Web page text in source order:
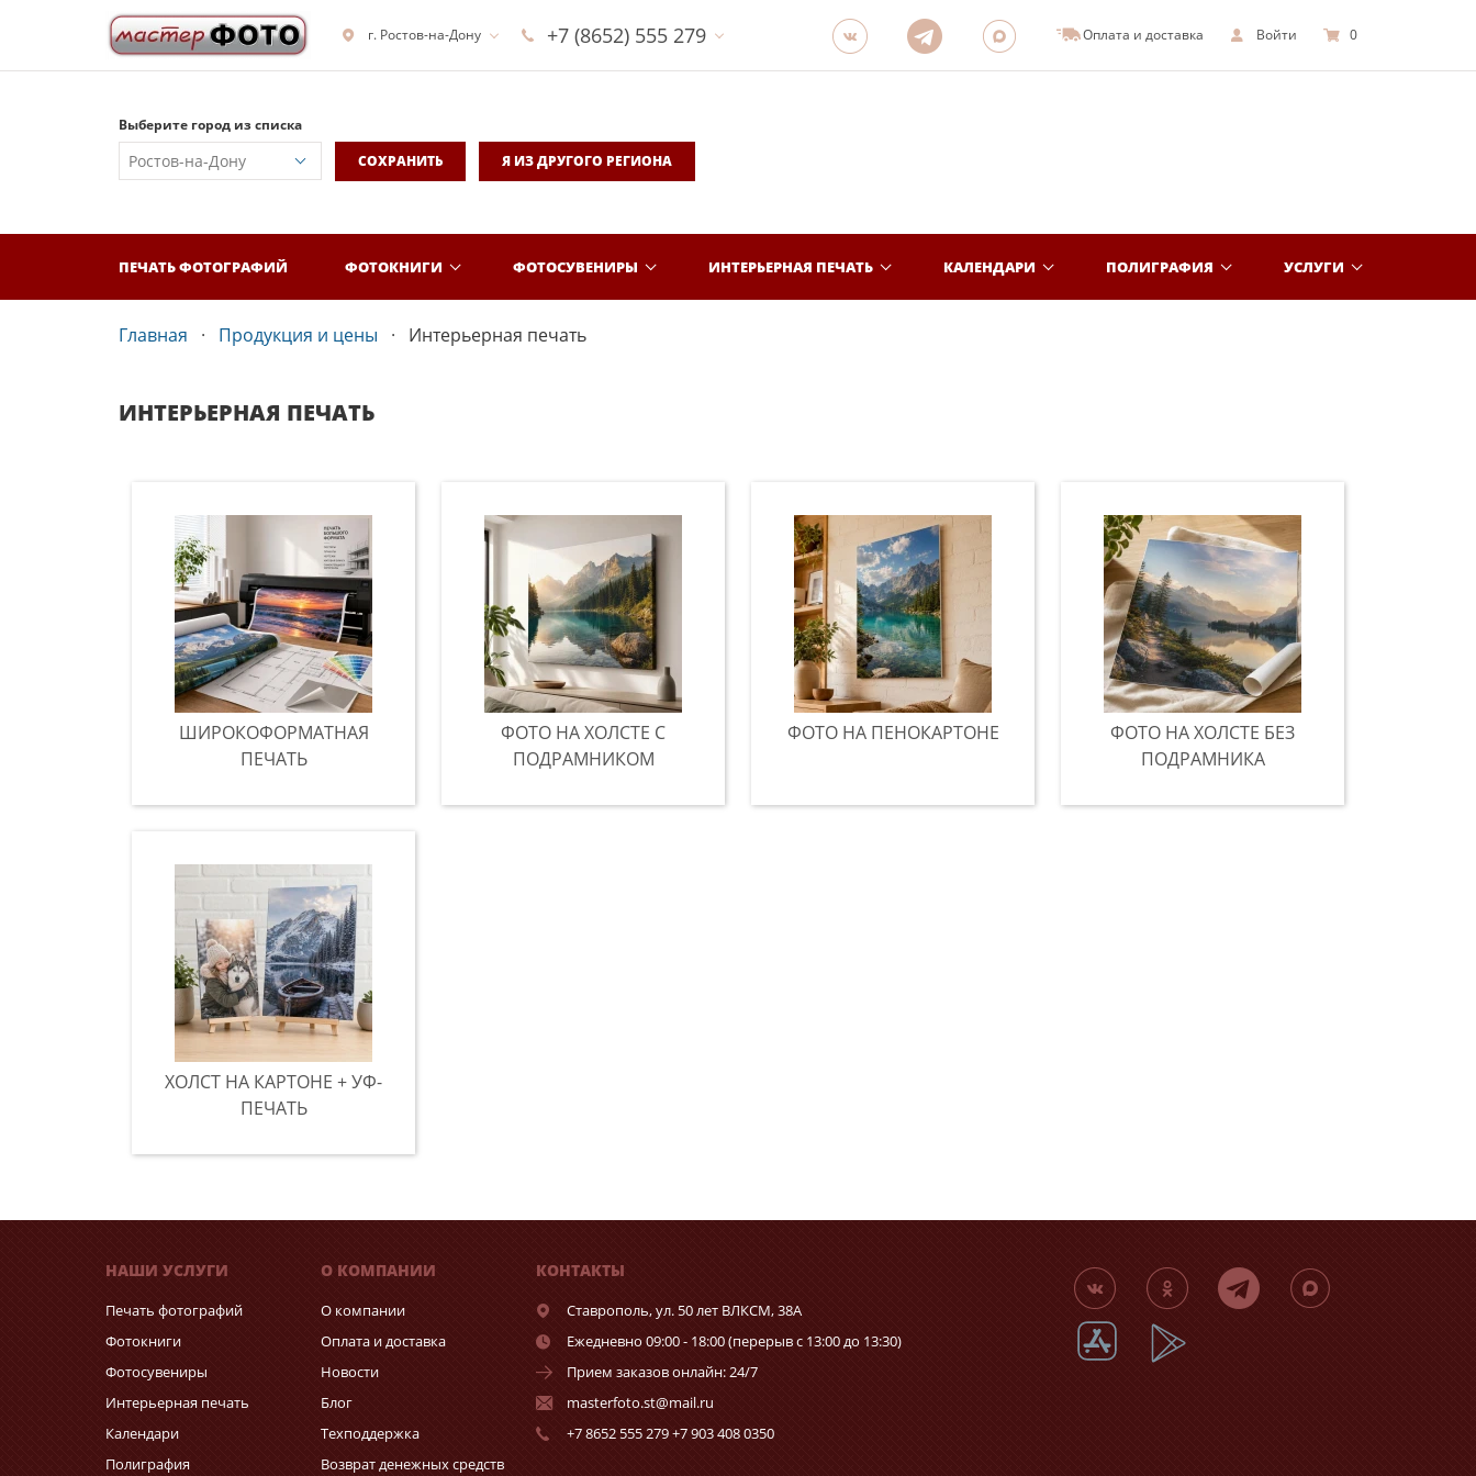
г. Ростов-на-Дону +7 (8652) 555 279 Оплата и доставка Войти 0
Выберите город из списка
СОХРАНИТЬ
Я ИЗ ДРУГОГО РЕГИОНА
ПЕЧАТЬ ФОТОГРАФИЙ ФОТОКНИГИ ФОТОСУВЕНИРЫ ИНТЕРЬЕРНАЯ ПЕЧАТЬ КАЛЕНДАРИ ПОЛИГРАФИЯ УСЛУГИ
Главная Продукция и цены Интерьерная печать
ИНТЕРЬЕРНАЯ ПЕЧАТЬ
ШИРОКОФОРМАТНАЯ
ПЕЧАТЬ
ФОТО НА ХОЛСТЕ С
ПОДРАМНИКОМ
ФОТО НА ПЕНОКАРТОНЕ
ФОТО НА ХОЛСТЕ БЕЗ
ПОДРАМНИКА
ХОЛСТ НА КАРТОНЕ + УФ-
ПЕЧАТЬ
НАШИ УСЛУГИ
Печать фотографий
Фотокниги
Фотосувениры
Интерьерная печать
Календари
Полиграфия
О КОМПАНИИ
О компании
Оплата и доставка
Новости
Блог
Техподдержка
Возврат денежных средств
КОНТАКТЫ
Ставрополь,ул. 50 лет ВЛКСМ, 38А
Ежедневно 09:00 - 18:00 (перерыв с 13:00 до 13:30)
Прием заказов онлайн: 24/7
masterfoto.st@mail.ru
+7 8652 555 279 +7 903 408 0350